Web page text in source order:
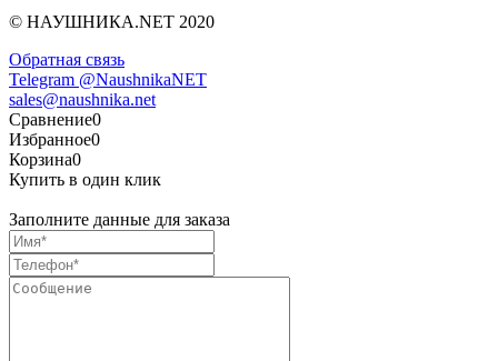
© НАУШНИКА.NET 2020
Обратная связь
Telegram @NaushnikaNET
sales@naushnika.net
Сравнение0
Избранное0
Корзина0
Купить в один клик
Заполните данные для заказа